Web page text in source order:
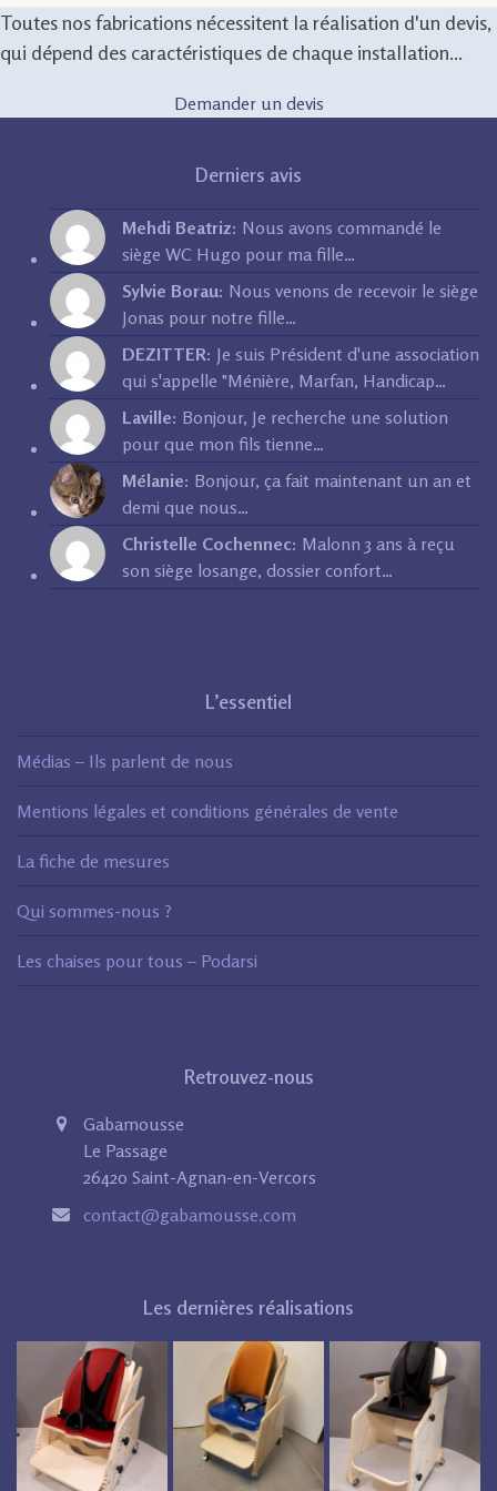
Toutes nos fabrications nécessitent la réalisation d'un devis,
qui dépend des caractéristiques de chaque installation...
Demander un devis
Derniers avis
Mehdi Beatriz: Nous avons commandé le
siège WC Hugo pour ma fille…
Sylvie Borau: Nous venons de recevoir le siège
Jonas pour notre fille…
DEZITTER: Je suis Président d'une association
qui s'appelle "Ménière, Marfan, Handicap…
Laville: Bonjour, Je recherche une solution
pour que mon fils tienne…
Mélanie: Bonjour, ça fait maintenant un an et
demi que nous…
Christelle Cochennec: Malonn 3 ans à reçu
son siège losange, dossier confort…
L’essentiel
Médias – Ils parlent de nous
Mentions légales et conditions générales de vente
La fiche de mesures
Qui sommes-nous ?
Les chaises pour tous – Podarsi
Retrouvez-nous
Gabamousse
Le Passage
26420 Saint-Agnan-en-Vercors
contact@gabamousse.com
Les dernières réalisations